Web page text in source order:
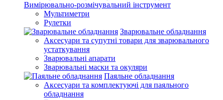
Вимірювально-розмічувальний інструмент
Мультиметри
Рулетки
Зварювальне обладнання
Аксесуари та супутні товари для зварювального
устаткування
Зварювальні апарати
Зварювальні маски та окуляри
Паяльне обладнання
Аксесуари та комплектуючі для паяльного
обладнання